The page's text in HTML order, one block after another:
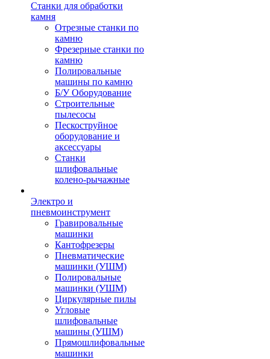
Станки для обработки
камня
Отрезные станки по
камню
Фрезерные станки по
камню
Полировальные
машины по камню
Б/У Оборудование
Строительные
пылесосы
Пескоструйное
оборудование и
аксессуары
Станки
шлифовальные
колено-рычажные
Электро и
пневмоинструмент
Гравировальные
машинки
Кантофрезеры
Пневматические
машинки (УШМ)
Полировальные
машинки (УШМ)
Циркулярные пилы
Угловые
шлифовальные
машины (УШМ)
Прямошлифовальные
машинки